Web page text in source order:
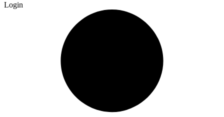
Login